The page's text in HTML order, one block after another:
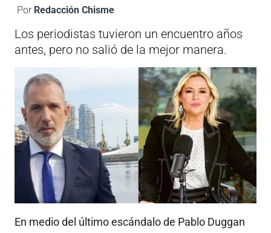
Por Redacción Chisme
Los periodistas tuvieron un encuentro años
antes, pero no salió de la mejor manera.
En medio del último escándalo de Pablo Duggan